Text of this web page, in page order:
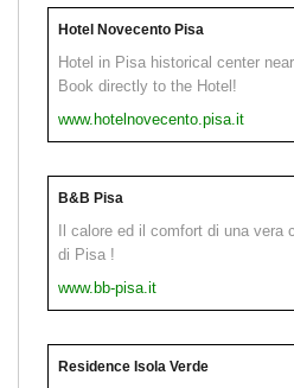
Hotel Novecento Pisa
Hotel in Pisa historical center
Book directly to the Hotel!
www.hotelnovecento.pisa.it
B&B Pisa
Il calore ed il comfort di una
di Pisa !
www.bb-pisa.it
Residence Isola Verde